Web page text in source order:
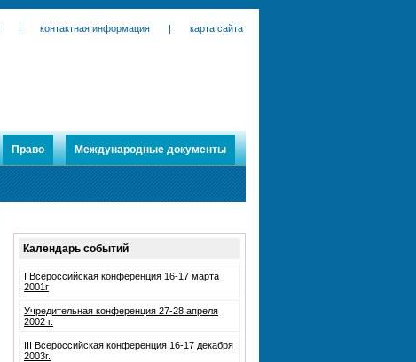
| контактная информация | карта сайта
Право Международные документы
Календарь событий
I Всероссийская конференция 16-17 марта
2001г
Учредительная конференция 27-28 апреля
2002 г.
III Всероссийская конференция 16-17 декабря
2003г.